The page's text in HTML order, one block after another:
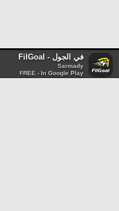
في الجول - FilGoal
Sarmady
FREE - In Google Play